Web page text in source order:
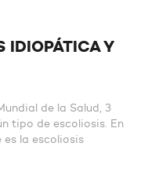
IDIOPÁTICA Y
de la Salud, 3
tipo de escoliosis. En
la escoliosis